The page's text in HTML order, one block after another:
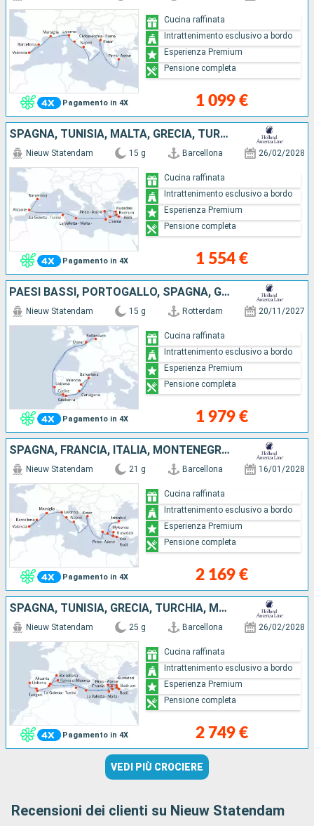
Pagamento in 4X 1 099 €
Cucina raffinata
Intrattenimento esclusivo a bordo
Esperienza Premium
Pensione completa
SPAGNA, TUNISIA, MALTA, GRECIA, TURCHIA
Pagamento in 4X
Nieuw Statendam 15 g Barcellona 26/02/2028
1 554 €
Cucina raffinata
Intrattenimento esclusivo a bordo
Esperienza Premium
Pensione completa
PAESI BASSI, PORTOGALLO, SPAGNA, GIBILTERRA, REGNO UNITO
Pagamento in 4X
Nieuw Statendam 15 g Rotterdam 20/11/2027
1 979 €
Cucina raffinata
Intrattenimento esclusivo a bordo
Esperienza Premium
Pensione completa
SPAGNA, FRANCIA, ITALIA, MONTENEGRO, TURCHIA, GRECIA
Pagamento in 4X
Nieuw Statendam 21 g Barcellona 16/01/2028
2 169 €
Cucina raffinata
Intrattenimento esclusivo a bordo
Esperienza Premium
Pensione completa
SPAGNA, TUNISIA, GRECIA, TURCHIA, MALTA, MAIORCA, MAROCCO, PORTOGALLO
Pagamento in 4X
Nieuw Statendam 25 g Barcellona 26/02/2028
2 749 €
Cucina raffinata
Intrattenimento esclusivo a bordo
Esperienza Premium
Pensione completa
VEDI PIÙ CROCIERE
Recensioni dei clienti su Nieuw Statendam